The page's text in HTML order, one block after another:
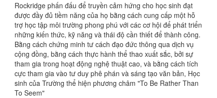
Rockridge phấn đấu để truyền cảm hứng cho học sinh đạt
được đầy đủ tiềm năng của họ bằng cách cung cấp một hỗ
trợ học tập môi trường phong phú với các cơ hội để phát triển
những kiến ​​thức, kỹ năng và thái độ cần thiết để thành công.
Bằng cách chứng minh tư cách đạo đức thông qua dịch vụ
cộng đồng, bằng cách thực hành thể thao xuất sắc, bởi sự
tham gia trong hoạt động nghệ thuật cao, và bằng cách tích
cực tham gia vào tư duy phê phán và sáng tạo văn bản, Học
sinh của Trường thể hiện phương châm "To Be Rather Than
To Seem"